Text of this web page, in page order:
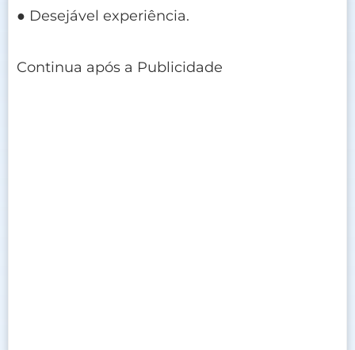
● Desejável experiência.
Continua após a Publicidade